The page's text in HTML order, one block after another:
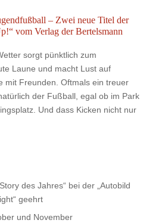
– Zwei neue Titel der
vom Verlag der Bertelsmann
sorgt pünktlich zum
Laune und macht Lust auf
mit Freunden. Oftmals ein treuer
der Fußball, egal ob im Park
Und dass Kicken nicht nur
des Jahres“ bei der „Autobild
geehrt
und November